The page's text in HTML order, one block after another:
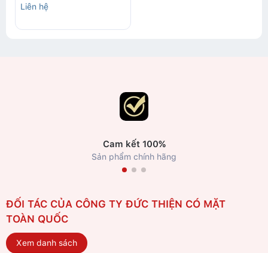
Liên hệ
Cam kết 100%
Sản phẩm chính hãng
ĐỐI TÁC CỦA CÔNG TY ĐỨC THIỆN CÓ MẶT
TOÀN QUỐC
Xem danh sách